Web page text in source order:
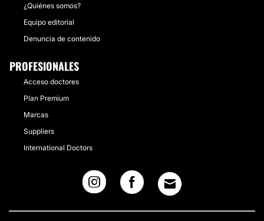
¿Quiénes somos?
Equipo editorial
Denuncia de contenido
PROFESIONALES
Acceso doctores
Plan Premium
Marcas
Suppliers
International Doctors